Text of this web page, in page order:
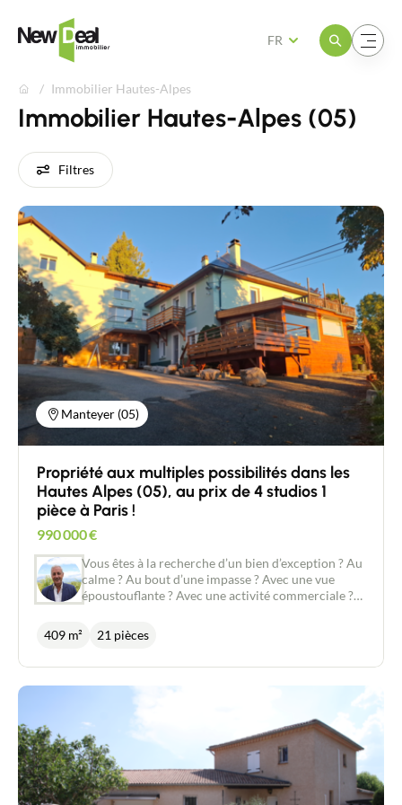
Ouvrir le menuOuvrir le menu
FR
Immobilier Hautes-Alpes
Immobilier Hautes-Alpes (05)
Filtres
Manteyer (05)
Propriété aux multiples possibilités dans les
Hautes Alpes (05), au prix de 4 studios 1
pièce à Paris !
990 000€
Vous êtes à la recherche d’un bien d’exception ? Au
calme ? Au bout d’une impasse ? Avec une vue
époustouflante ? Avec une activité commerciale ?
regroupement familial ?.... Voici une belle
suggestion à Ceüze (Manteyer 05400) dans les
multiples possibilités. Actuellement à usage de
gîtes. Exploité en SCI soumis à l'impôt. Ensemble
immobilier se composant : D’une partie privée
(Dpe D Ges B) En rez de chaussée (180 m2
habitables) : cuisine-séjour, salon, bureau, 3
chambres, salle de bains (avec bains, douche
italienne, lavabo), une grande pièce, dressing,
409 m² 21 pièces